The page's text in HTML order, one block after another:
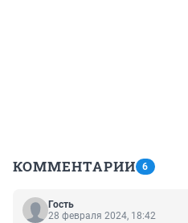
КОММЕНТАРИИ 6
Гость
28 февраля 2024, 18:42